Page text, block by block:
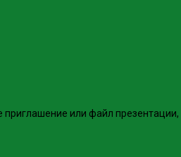
приглашение или файл презентации,